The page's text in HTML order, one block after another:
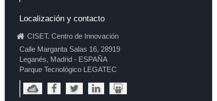
Localización y contacto
CISET. Centro de Innovación
Calle Margarita Salas 16, 28919
Leganés, Madrid - ESPAÑA
Parque Tecnológico LEGATEC